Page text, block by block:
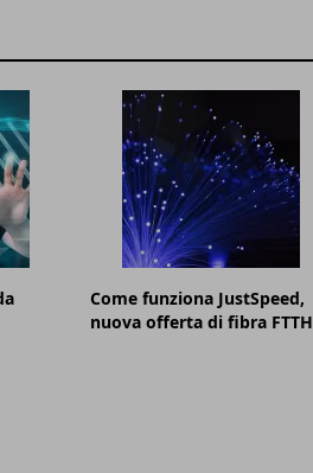
Come funziona JustSpeed,
nuova offerta di fibra FTTH